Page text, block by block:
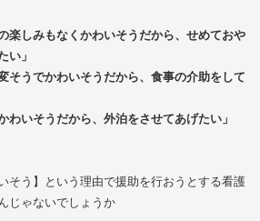
楽しみもなくかわいそうだから、せめておや
い」
そうでかわいそうだから、食事の介助をして
わいそうだから、外泊をさせてあげたい」
そう】という理由で援助を行おうとする看護
じゃないでしょうか